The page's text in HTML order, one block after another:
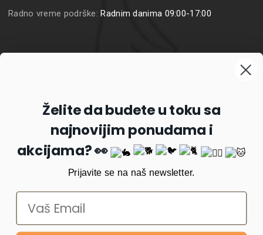
Radno vreme podrške:Radnim danima 09:00-17:00
Prijavi se
Želite da budete u toku sa
najnovijim ponudama i
akcijama? 👀
Prijavite se na naš newsletter.